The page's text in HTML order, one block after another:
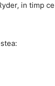
in timp